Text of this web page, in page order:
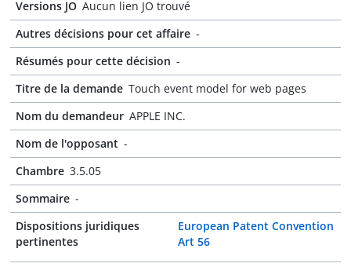
Versions JO Aucun lien JO trouvé
Autres décisions pour cet affaire -
Résumés pour cette décision -
Titre de la demande Touch event model for web pages
Nom du demandeur APPLE INC.
Nom de l'opposant -
Chambre 3.5.05
Sommaire -
Dispositions juridiques
pertinentes
European Patent Convention
Art 56